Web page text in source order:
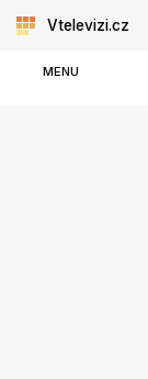
Vtelevizi.cz
MENU